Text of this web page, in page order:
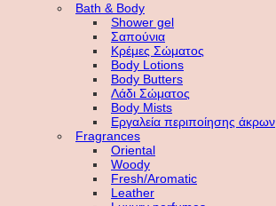
Bath & Body
Shower gel
Σαπούνια
Κρέμες Σώματος
Body Lotions
Body Butters
Λάδι Σώματος
Body Mists
Εργαλεία περιποίησης άκρων
Fragrances
Oriental
Woody
Fresh/Aromatic
Leather